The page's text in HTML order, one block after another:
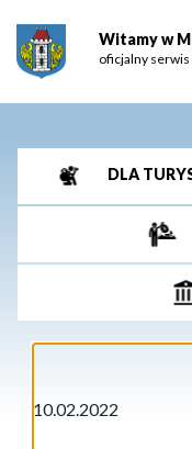
Witamy w
oficjalny
DLA
10.02.2022